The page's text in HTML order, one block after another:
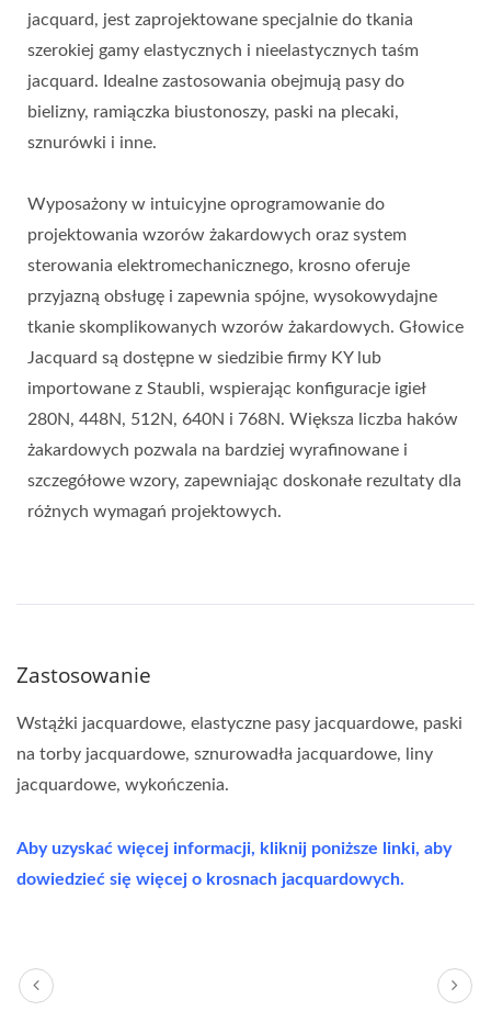
jacquard, jest zaprojektowane specjalnie do tkania
szerokiej gamy elastycznych i nieelastycznych taśm
jacquard. Idealne zastosowania obejmują pasy do
bielizny, ramiączka biustonoszy, paski na plecaki,
sznurówki i inne.
Wyposażony w intuicyjne oprogramowanie do
projektowania wzorów żakardowych oraz system
sterowania elektromechanicznego, krosno oferuje
przyjazną obsługę i zapewnia spójne, wysokowydajne
tkanie skomplikowanych wzorów żakardowych. Głowice
Jacquard są dostępne w siedzibie firmy KY lub
importowane z Staubli, wspierając konfiguracje igieł
280N, 448N, 512N, 640N i 768N. Większa liczba haków
żakardowych pozwala na bardziej wyrafinowane i
szczegółowe wzory, zapewniając doskonałe rezultaty dla
różnych wymagań projektowych.
Zastosowanie
Wstążki jacquardowe, elastyczne pasy jacquardowe, paski
na torby jacquardowe, sznurowadła jacquardowe, liny
jacquardowe, wykończenia.
Aby uzyskać więcej informacji, kliknij poniższe linki, aby
dowiedzieć się więcej o krosnach jacquardowych.